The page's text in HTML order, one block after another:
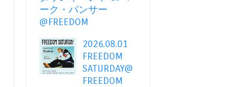
ーク・パンサー
@FREEDOM
2026.08.01
FREEDOM
SATURDAY@
FREEDOM